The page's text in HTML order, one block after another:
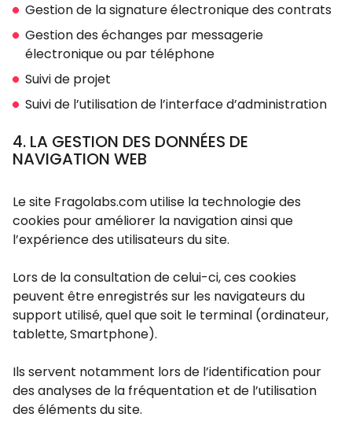
Gestion de la signature électronique des contrats
Gestion des échanges par messagerie
électronique ou par téléphone
Suivi de projet
Suivi de l’utilisation de l’interface d’administration
4. LA GESTION DES DONNÉES DE
NAVIGATION WEB
Le site Fragolabs.com utilise la technologie des
cookies pour améliorer la navigation ainsi que
l’expérience des utilisateurs du site.
Lors de la consultation de celui-ci, ces cookies
peuvent être enregistrés sur les navigateurs du
support utilisé, quel que soit le terminal (ordinateur,
tablette, Smartphone).
Ils servent notamment lors de l’identification pour
des analyses de la fréquentation et de l’utilisation
des éléments du site.